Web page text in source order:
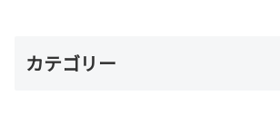
カテゴリー